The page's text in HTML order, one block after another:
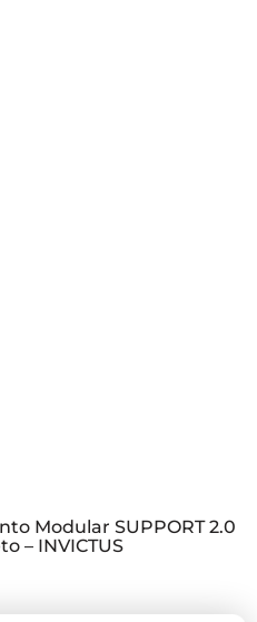
Modular SUPPORT 2.0
– INVICTUS